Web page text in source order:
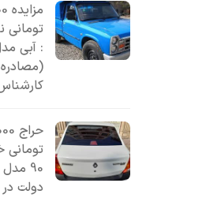
تومانی
تومانی
دولت